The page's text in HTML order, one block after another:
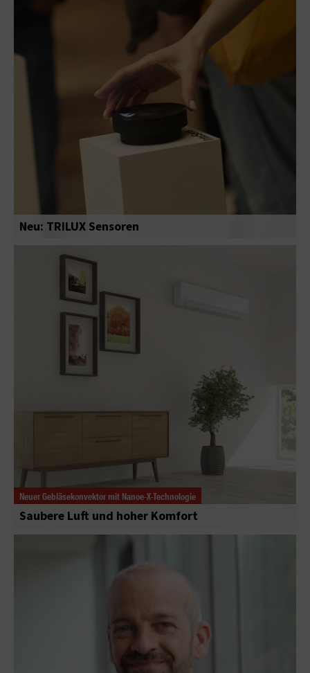
Neu: TRILUX Sensoren
Neuer Gebläsekonvektor mit Nanoe-X-Technologie
Saubere Luft und hoher Komfort